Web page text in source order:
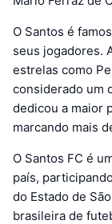
O Santos é
seus jogadores.
estrelas como
considerado um
dedicou a maior
marcando mais
O Santos FC é
país,
do Estado de
brasileira de